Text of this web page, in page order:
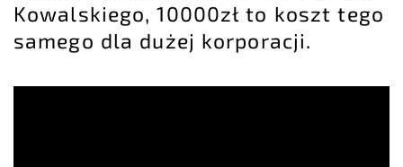
Kowalskiego, 10000zł to koszt tego
samego dla dużej korporacji.